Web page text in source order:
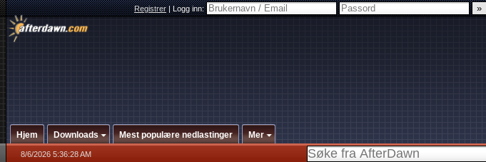
Registrer|Logg inn:
Hjem Downloads Mest populære nedlastinger Mer
8/6/2026 5:36:28 AM